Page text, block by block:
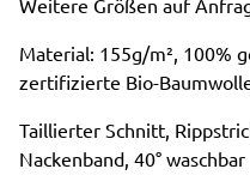
Weitere Größen auf
Material: 155g/m², 100%
zertifizierte Bio-
Taillierter Schnitt,
Nackenband, 40° waschbar